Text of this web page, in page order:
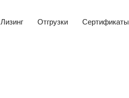
Сертификаты
Отгрузки
Лизинг